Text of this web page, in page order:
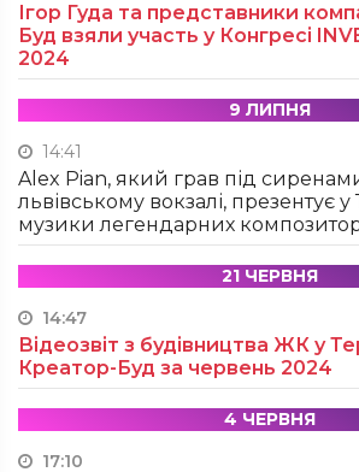
Ігор Гуда та представники
Буд взяли участь у Конгресі
2024
9 ЛИПНЯ
14:41
Alex Pian, який грав під
львівському вокзалі, презентує у
музики легендарних
21 ЧЕРВНЯ
14:47
Відеозвіт з будівництва ЖК у
Креатор-Буд за червень 2024
4 ЧЕРВНЯ
17:10